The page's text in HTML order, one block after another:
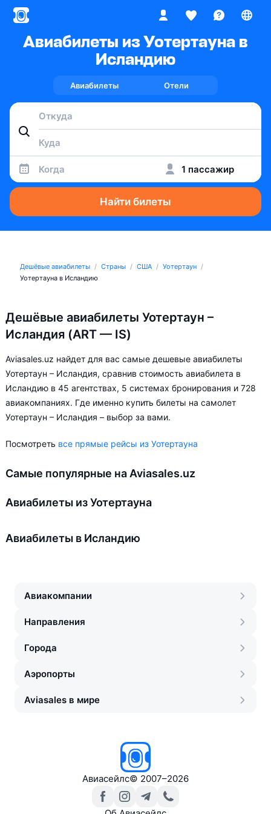
Авиабилеты из Уотертауна в
Исландию
Авиабилеты Отели
Когда 1 пассажир
Найти билеты
Дешёвые авиабилеты Страны США
Уотертаун
Уотертауна в Исландию
Дешёвые авиабилеты Уотертаун –
Исландия (ART — IS)
Aviasales.uz найдет для вас самые дешевые авиабилеты
Уотертаун – Исландия, сравнив стоимость авиабилета в
Исландию в 45 агентствах, 5 системах бронирования и 728
авиакомпаниях. Где именно купить билеты на самолет
Уотертаун – Исландия – выбор за вами.
Посмотреть все прямые рейсы из Уотертауна
Самые популярные на Aviasales.uz
Авиабилеты из Уотертауна
Авиабилеты в Исландию
Авиакомпании
Направления
Города
Аэропорты
Aviasales в мире
Авиасейлс© 2007–2026